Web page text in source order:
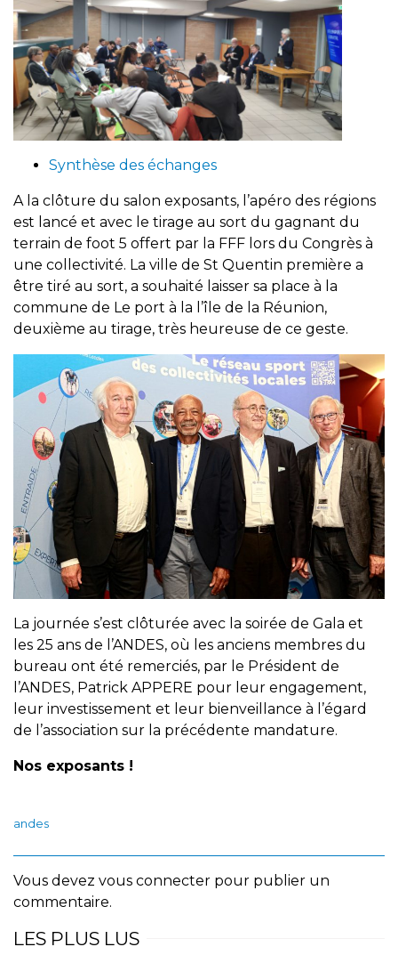
Synthèse des échanges
A la clôture du salon exposants, l’apéro des régions
est lancé et avec le tirage au sort du gagnant du
terrain de foot 5 offert par la FFF lors du Congrès à
une collectivité. La ville de St Quentin première a
être tiré au sort, a souhaité laisser sa place à la
commune de Le port à la l’île de la Réunion,
deuxième au tirage, très heureuse de ce geste.
La journée s’est clôturée avec la soirée de Gala et
les 25 ans de l’ANDES, où les anciens membres du
bureau ont été remerciés, par le Président de
l’ANDES, Patrick APPERE pour leur engagement,
leur investissement et leur bienveillance à l’égard
de l’association sur la précédente mandature.
Nos exposants !
andes
Vous devez vous connecter pour publier un
commentaire.
LES PLUS LUS